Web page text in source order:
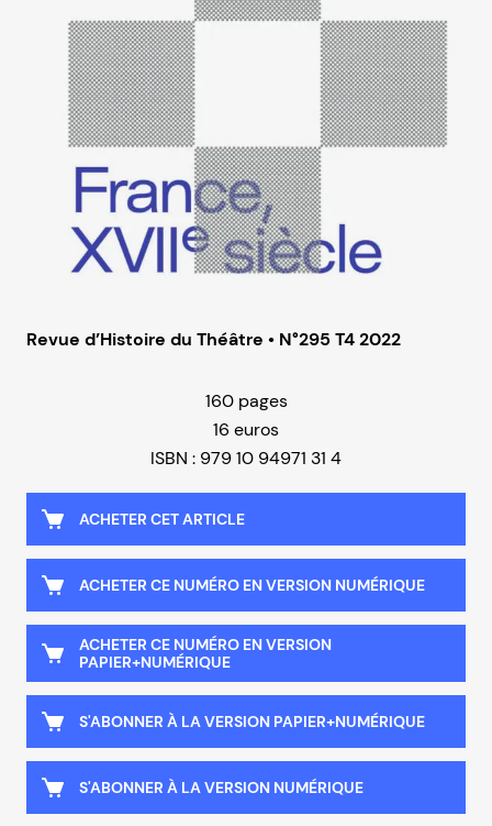
Revue d’Histoire du Théâtre • N°295 T4 2022
160 pages
16 euros
ISBN : 979 10 94971 31 4
ACHETER CET ARTICLE
ACHETER CE NUMÉRO EN VERSION NUMÉRIQUE
ACHETER CE NUMÉRO EN VERSION
PAPIER+NUMÉRIQUE
S'ABONNER À LA VERSION PAPIER+NUMÉRIQUE
S'ABONNER À LA VERSION NUMÉRIQUE